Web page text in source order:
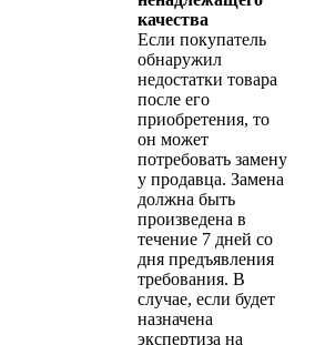
качества
Если покупатель
обнаружил
недостатки товара
после его
приобретения, то
он может
потребовать замену
у продавца. Замена
должна быть
произведена в
течение 7 дней со
дня предъявления
требования. В
случае, если будет
назначена
экспертиза на